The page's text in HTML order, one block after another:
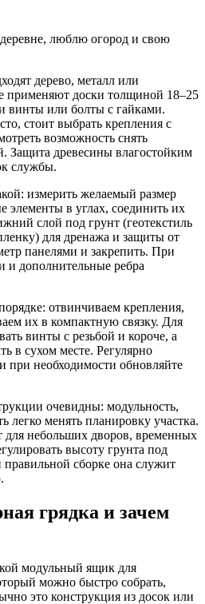
люблю огород и свою
дерево, металл или
применяют доски толщиной 18–25
винты или болты с гайками.
стоит выбрать крепления с
возможность снять
Защита древесины влагостойким
службы.
измерить желаемый размер
элементы в углах, соединить их
слой под грунт (геотекстиль
для дренажа и защиты от
панелями и закрепить. При
и дополнительные ребра
отвинчиваем крепления,
их в компактную связку. Для
винты с резьбой и короче, а
в сухом месте. Регулярно
при необходимости обновляйте
очевидны: модульность,
легко менять планировку участка.
для небольших дворов, временных
высоту грунта под
сборке она служит
грядка и зачем
модульный ящик для
можно быстро собрать,
это конструкция из досок или